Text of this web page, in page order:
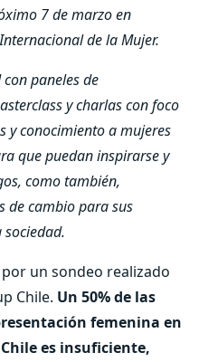
7 de marzo en
de la Mujer.
paneles de
y charlas con foco
y conocimiento a mujeres
que puedan inspirarse y
como también,
de cambio para sus
un sondeo realizado
Chile. Un 50% de las
femenina en
es insuficiente,